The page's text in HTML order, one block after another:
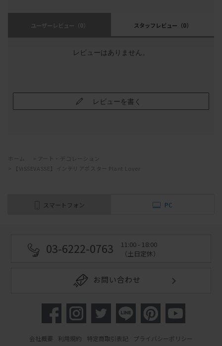
デンマークのデザインをお部屋に取り入れてみてください。
ヴィゼヴァゼはデンマークの老舗インテリア専門百貨店
デンマーク以外にも北欧はもちろん、フランスやドイツなど
し
デンマークで印刷していまして、
現在はデンマークでは有数のポスターブランドになっています。
ぜひ気軽に取り入れてみてください！
お部屋の雰囲気、変わりますよ。
ユーザーレビュー （0） スタッフレビュー （0）
レビューはありません。
レビューを書く
ホーム
アート・デコレーション
【ViSSEVASSE】インテリアポスター Plant Lover
スマートフォン PC
03-6222-0763
11:00 - 18:00
（土日定休）
お問い合わせ
会社概要 利用規約 特定商取引表記 プライバシーポリシー